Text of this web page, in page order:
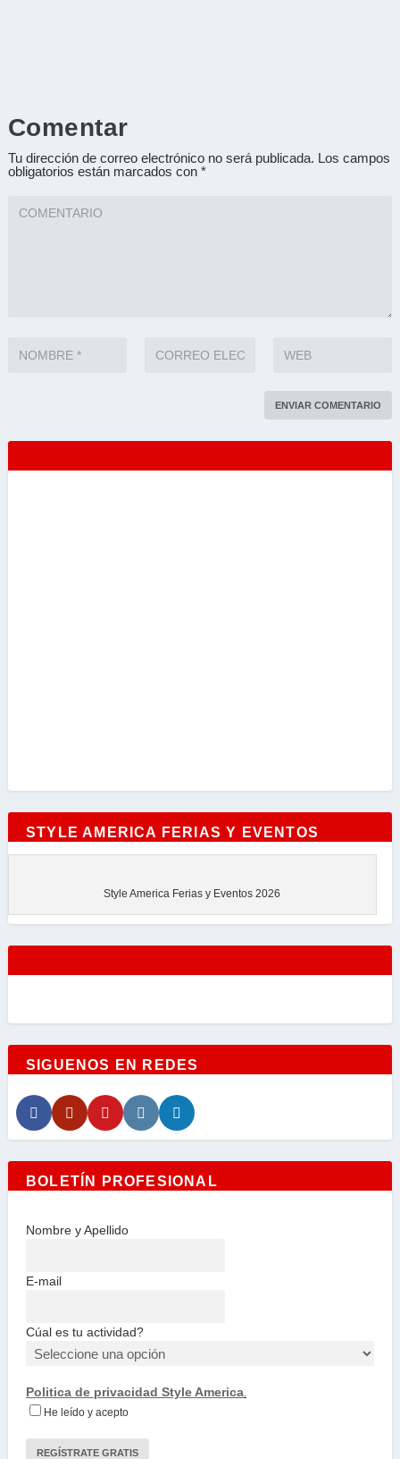
Comentar
Tu dirección de correo electrónico no será publicada. Los campos
obligatorios están marcados con *
STYLE AMERICA FERIAS Y EVENTOS
Style America Ferias y Eventos 2026
SIGUENOS EN REDES
BOLETÍN PROFESIONAL
Nombre y Apellido
E-mail
Cúal es tu actividad?
Politica de privacidad Style America.
He leído y acepto